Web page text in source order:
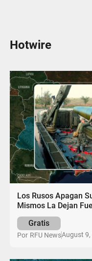
Hotwire
Los Rusos Apagan
Mismos La Dejan
Gratis
Por RFU NewsAugust 9,